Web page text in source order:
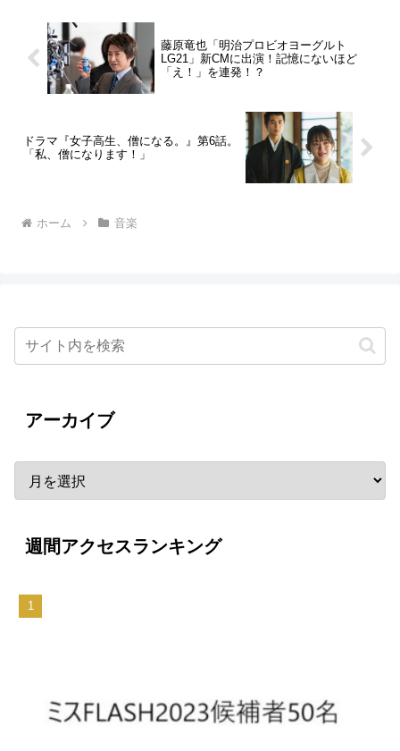
藤原竜也「明治プロビオヨーグルト
LG21」新CMに出演！記憶にないほど
「え！」を連発！？
ドラマ『女子高生、僧になる。』第6話。
「私、僧になります！」
ホーム 音楽
アーカイブ
週間アクセスランキング